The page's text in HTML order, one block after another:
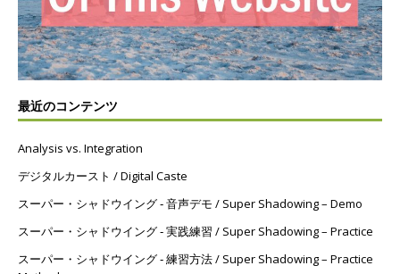
最近のコンテンツ
Analysis vs. Integration
デジタルカースト / Digital Caste
スーパー・シャドウイング ‐ 音声デモ / Super Shadowing – Demo
スーパー・シャドウイング ‐ 実践練習 / Super Shadowing – Practice
スーパー・シャドウイング ‐ 練習方法 / Super Shadowing – Practice